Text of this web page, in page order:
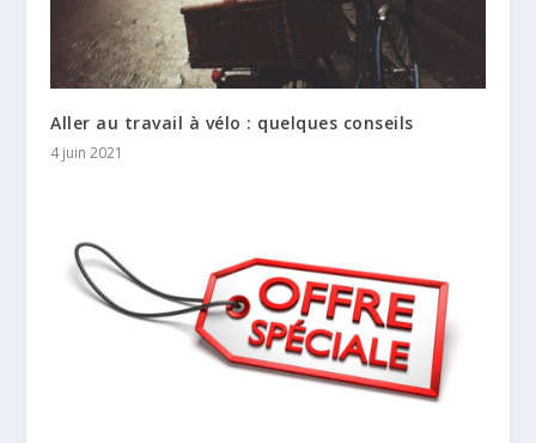
Aller au travail à vélo : quelques conseils
4 juin 2021